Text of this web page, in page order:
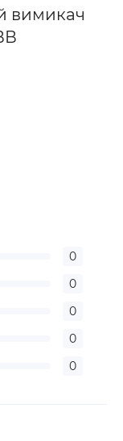
вимикач
0
0
0
0
0